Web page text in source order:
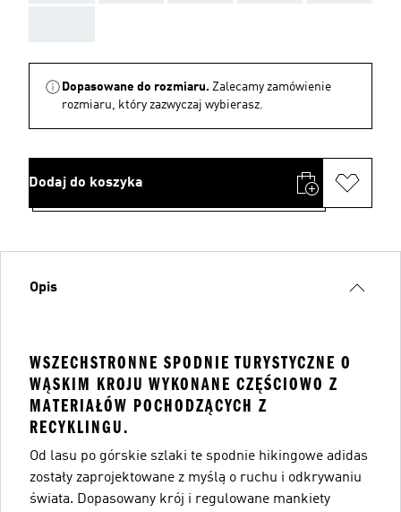
Dopasowane do rozmiaru. Zalecamy zamówienie
rozmiaru, który zazwyczaj wybierasz.
Dodaj do koszyka
Opis
WSZECHSTRONNE SPODNIE TURYSTYCZNE O
WĄSKIM KROJU WYKONANE CZĘŚCIOWO Z
MATERIAŁÓW POCHODZĄCYCH Z
RECYKLINGU.
Od lasu po górskie szlaki te spodnie hikingowe adidas
zostały zaprojektowane z myślą o ruchu i odkrywaniu
świata. Dopasowany krój i regulowane mankiety